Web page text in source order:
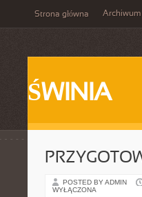
Strona główna Archiwum
ŚWINIA
POSTED BY ADMIN
WYŁĄCZONA